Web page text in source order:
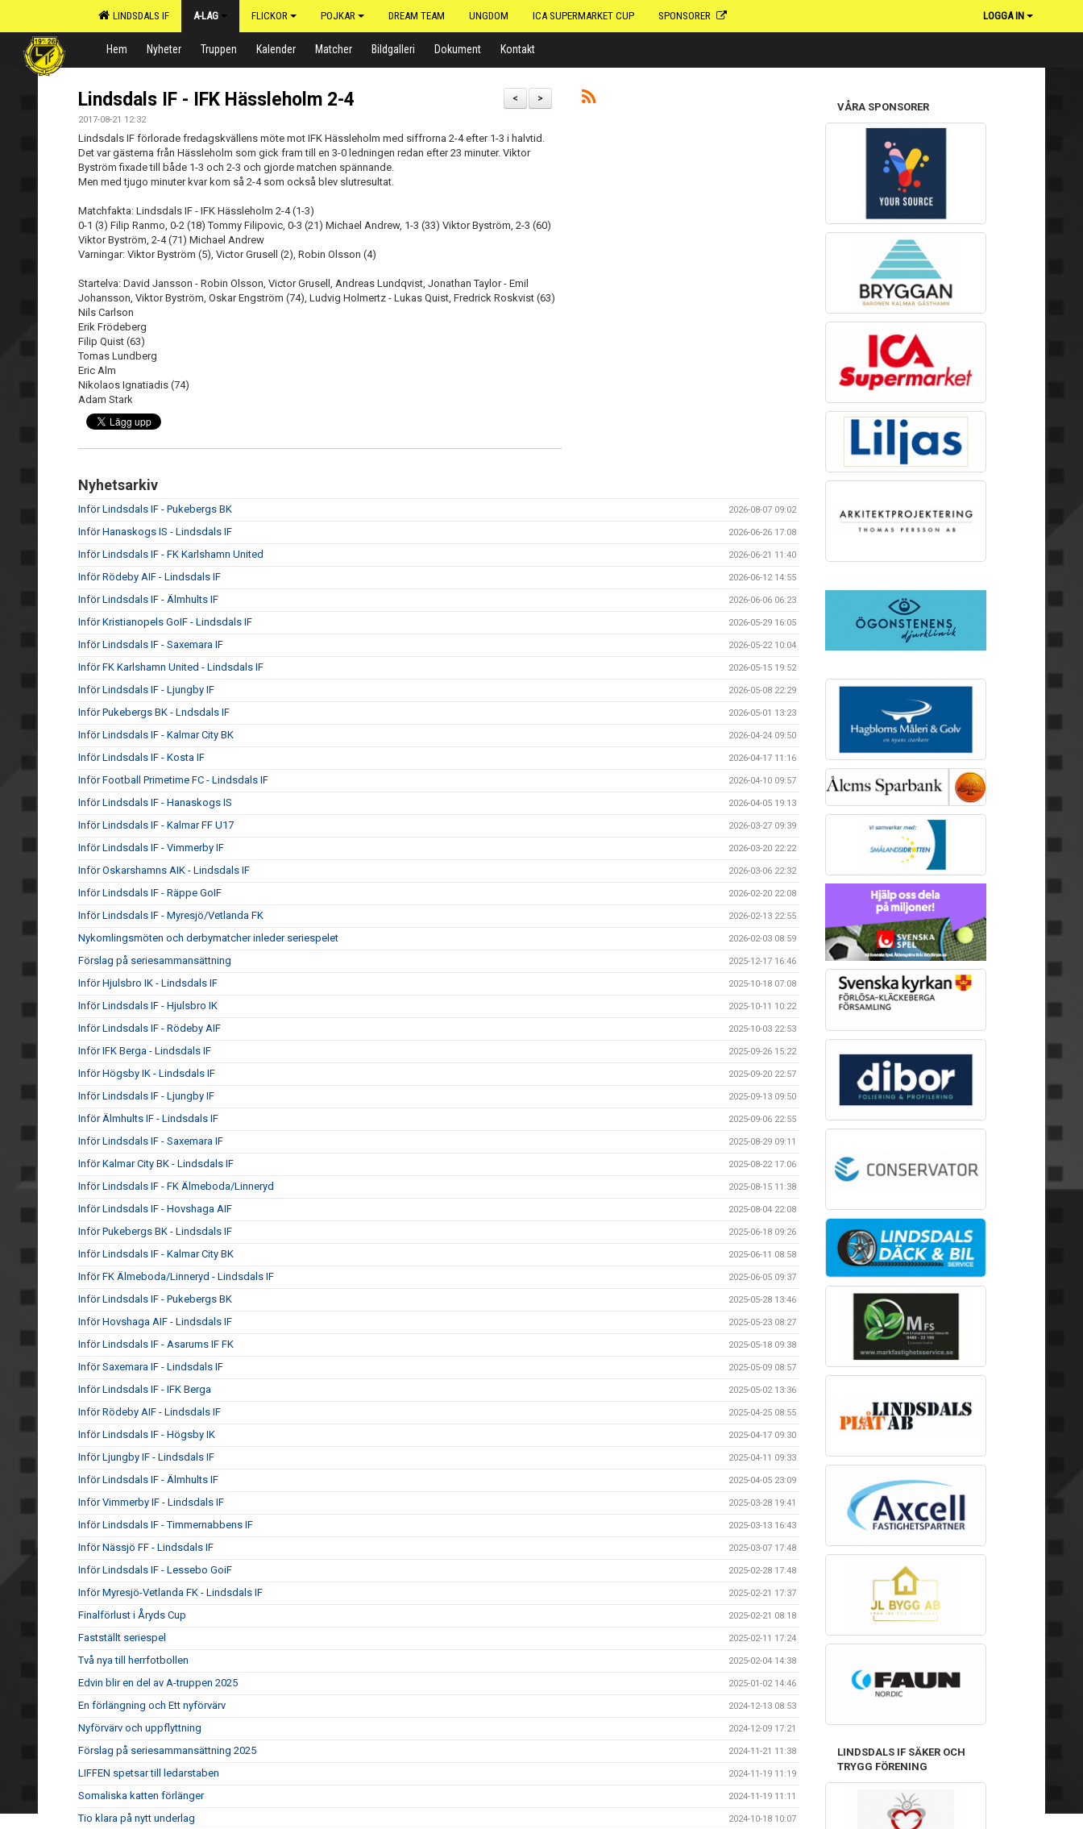
LINDSDALS IF A-LAG FLICKOR POJKAR DREAM TEAM UNGDOM ICA SUPERMARKET CUP SPONSORER LOGGA IN
Hem Nyheter Truppen Kalender Matcher Bildgalleri Dokument Kontakt
>
<
Lindsdals IF - IFK Hässleholm 2-4
2017-08-21 12:32
Lindsdals IF förlorade fredagskvällens möte mot IFK Hässleholm med siffrorna 2-4 efter 1-3 i halvtid.
Det var gästerna från Hässleholm som gick fram till en 3-0 ledningen redan efter 23 minuter. Viktor
Byström fixade till både 1-3 och 2-3 och gjorde matchen spännande.
Men med tjugo minuter kvar kom så 2-4 som också blev slutresultat.
Matchfakta: Lindsdals IF - IFK Hässleholm 2-4 (1-3)
0-1 (3) Filip Ranmo, 0-2 (18) Tommy Filipovic, 0-3 (21) Michael Andrew, 1-3 (33) Viktor Byström, 2-3 (60)
Viktor Byström, 2-4 (71) Michael Andrew
Varningar: Viktor Byström (5), Victor Grusell (2), Robin Olsson (4)
Startelva: David Jansson - Robin Olsson, Victor Grusell, Andreas Lundqvist, Jonathan Taylor - Emil
Johansson, Viktor Byström, Oskar Engström (74), Ludvig Holmertz - Lukas Quist, Fredrick Roskvist (63)
Nils Carlson
Erik Frödeberg
Filip Quist (63)
Tomas Lundberg
Eric Alm
Nikolaos Ignatiadis (74)
Adam Stark
Nyhetsarkiv
Inför Lindsdals IF - Pukebergs BK 2026-08-07 09:02
Inför Hanaskogs IS - Lindsdals IF 2026-06-26 17:08
Inför Lindsdals IF - FK Karlshamn United 2026-06-21 11:40
Inför Rödeby AIF - Lindsdals IF 2026-06-12 14:55
Inför Lindsdals IF - Älmhults IF 2026-06-06 06:23
Inför Kristianopels GoIF - Lindsdals IF 2026-05-29 16:05
Inför Lindsdals IF - Saxemara IF 2026-05-22 10:04
Inför FK Karlshamn United - Lindsdals IF 2026-05-15 19:52
Inför Lindsdals IF - Ljungby IF 2026-05-08 22:29
Inför Pukebergs BK - Lndsdals IF 2026-05-01 13:23
Inför Lindsdals IF - Kalmar City BK 2026-04-24 09:50
Inför Lindsdals IF - Kosta IF 2026-04-17 11:16
Inför Football Primetime FC - Lindsdals IF 2026-04-10 09:57
Inför Lindsdals IF - Hanaskogs IS 2026-04-05 19:13
Inför Lindsdals IF - Kalmar FF U17 2026-03-27 09:39
Inför Lindsdals IF - Vimmerby IF 2026-03-20 22:22
Inför Oskarshamns AIK - Lindsdals IF 2026-03-06 22:32
Inför Lindsdals IF - Räppe GoIF 2026-02-20 22:08
Inför Lindsdals IF - Myresjö/Vetlanda FK 2026-02-13 22:55
Nykomlingsmöten och derbymatcher inleder seriespelet 2026-02-03 08:59
Förslag på seriesammansättning 2025-12-17 16:46
Inför Hjulsbro IK - Lindsdals IF 2025-10-18 07:08
Inför Lindsdals IF - Hjulsbro IK 2025-10-11 10:22
Inför Lindsdals IF - Rödeby AIF 2025-10-03 22:53
Inför IFK Berga - Lindsdals IF 2025-09-26 15:22
Inför Högsby IK - Lindsdals IF 2025-09-20 22:57
Inför Lindsdals IF - Ljungby IF 2025-09-13 09:50
Inför Älmhults IF - Lindsdals IF 2025-09-06 22:55
Inför Lindsdals IF - Saxemara IF 2025-08-29 09:11
Inför Kalmar City BK - Lindsdals IF 2025-08-22 17:06
Inför Lindsdals IF - FK Älmeboda/Linneryd 2025-08-15 11:38
Inför Lindsdals IF - Hovshaga AIF 2025-08-04 22:08
Inför Pukebergs BK - Lindsdals IF 2025-06-18 09:26
Inför Lindsdals IF - Kalmar City BK 2025-06-11 08:58
Inför FK Älmeboda/Linneryd - Lindsdals IF 2025-06-05 09:37
Inför Lindsdals IF - Pukebergs BK 2025-05-28 13:46
Inför Hovshaga AIF - Lindsdals IF 2025-05-23 08:27
Inför Lindsdals IF - Asarums IF FK 2025-05-18 09:38
Inför Saxemara IF - Lindsdals IF 2025-05-09 08:57
Inför Lindsdals IF - IFK Berga 2025-05-02 13:36
Inför Rödeby AIF - Lindsdals IF 2025-04-25 08:55
Inför Lindsdals IF - Högsby IK 2025-04-17 09:30
Inför Ljungby IF - Lindsdals IF 2025-04-11 09:33
Inför Lindsdals IF - Älmhults IF 2025-04-05 23:09
Inför Vimmerby IF - Lindsdals IF 2025-03-28 19:41
Inför Lindsdals IF - Timmernabbens IF 2025-03-13 16:43
Inför Nässjö FF - Lindsdals IF 2025-03-07 17:48
Inför Lindsdals IF - Lessebo GoiF 2025-02-28 17:48
Inför Myresjö-Vetlanda FK - Lindsdals IF 2025-02-21 17:37
Finalförlust i Åryds Cup 2025-02-21 08:18
Fastställt seriespel 2025-02-11 17:24
Två nya till herrfotbollen 2025-02-04 14:38
Edvin blir en del av A-truppen 2025 2025-01-02 14:46
En förlängning och Ett nyförvärv 2024-12-13 08:53
Nyförvärv och uppflyttning 2024-12-09 17:21
Förslag på seriesammansättning 2025 2024-11-21 11:38
LIFFEN spetsar till ledarstaben 2024-11-19 11:19
Somaliska katten förlänger 2024-11-19 11:11
Tio klara på nytt underlag 2024-10-18 10:07
VÅRA SPONSORER
LINDSDALS IF SÄKER OCH
TRYGG FÖRENING